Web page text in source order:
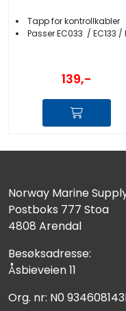
Tapp for kontrollkabler
Passer EC033 / EC133 /
139,-
Norway Marine
Postboks 777 Stoa
4808 Arendal
Besøksadresse:
Åsbieveien 11
Org. nr: N0